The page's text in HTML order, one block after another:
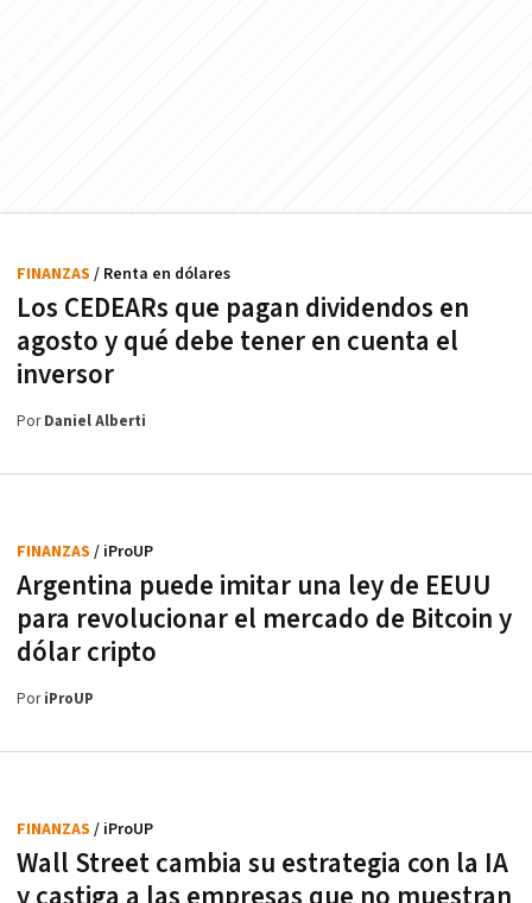
Los CEDEARs que pagan dividendos en
agosto y qué debe tener en cuenta el
inversor
FINANZAS / Renta en dólares
PorDaniel Alberti
Argentina puede imitar una ley de EEUU
para revolucionar el mercado de Bitcoin y
dólar cripto
FINANZAS / iProUP
PoriProUP
Wall Street cambia su estrategia con la IA
FINANZAS / iProUP